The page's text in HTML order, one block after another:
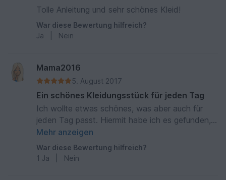
Tolle Anleitung und sehr schönes Kleid!
War diese Bewertung hilfreich?
Ja
Nein
Mama2016
5. August 2017
Ein schönes Kleidungsstück für jeden Tag
Ich wollte etwas schönes, was aber auch für
jeden Tag passt. Hiermit habe ich es gefunden,
einfach und toll mit Materialmix oder diversen
Farben. Mittlerweile habe ich schon vier Stück
genäht und bin immer wieder begeistert. Sehr
Mehr anzeigen
War diese Bewertung hilfreich?
1 Ja Nein